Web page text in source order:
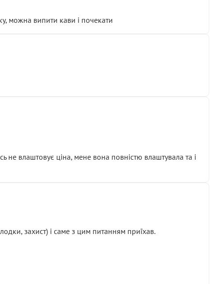
можна випити кави і почекати
влаштовує ціна, мене вона повністю влаштувала та і
захист) і саме з цим питанням приїхав.